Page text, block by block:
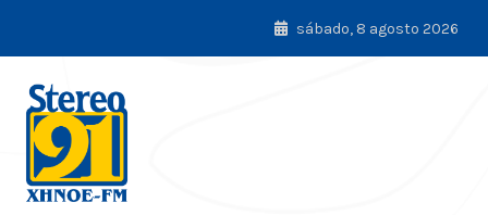
sábado, 8 agosto 2026